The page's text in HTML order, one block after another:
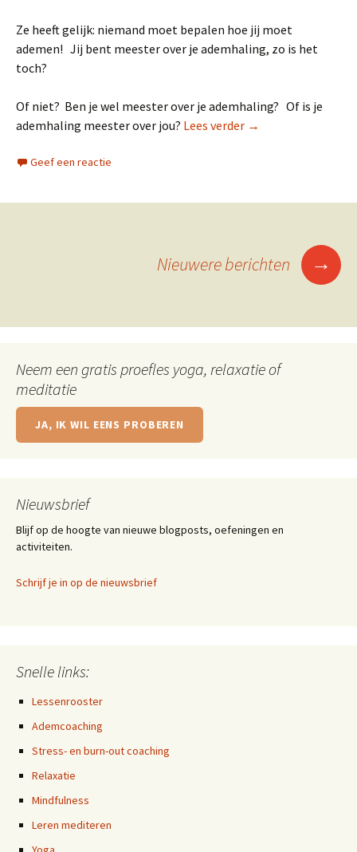
Ze heeft gelijk: niemand moet bepalen hoe jij moet
ademen! Jij bent meester over je ademhaling, zo is het
toch?
Of niet? Ben je wel meester over je ademhaling? Of is je
ademhaling meester over jou? Lees verder Niemand moet me
→
Geef een reactie
Berichtennavigatie
Nieuwere berichten →
Neem een gratis proefles yoga, relaxatie of
meditatie
JA, IK WIL EENS PROBEREN
Nieuwsbrief
Blijf op de hoogte van nieuwe blogposts, oefeningen en
activiteiten.
Schrijf je in op de nieuwsbrief
Snelle links:
Lessenrooster
Ademcoaching
Stress- en burn-out coaching
Relaxatie
Mindfulness
Leren mediteren